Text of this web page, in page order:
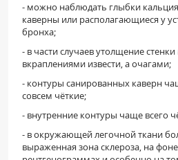
- можно наблюдать глыбки
каверны или располагающиеся у
бронха;
- в части случаев утолщение
вкраплениями извести, а очагами;
- контуры санированных каверн
совсем чёткие;
- внутренние контуры чаще всего
- в окружающей легочной ткани
выраженная зона склероза, на